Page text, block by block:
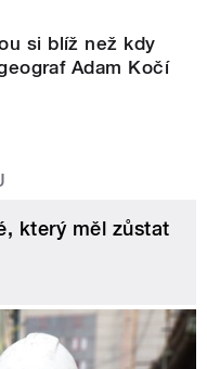
si blíž než kdy
Adam Kočí
který měl zůstat